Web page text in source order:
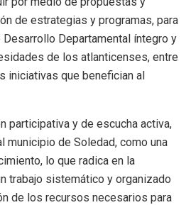
de estrategias y programas, para
Desarrollo Departamental íntegro y
de los atlanticenses, entre
iniciativas que benefician al
participativa y de escucha activa,
municipio de Soledad, como una
lo que radica en la
trabajo sistemático y organizado
de los recursos necesarios para